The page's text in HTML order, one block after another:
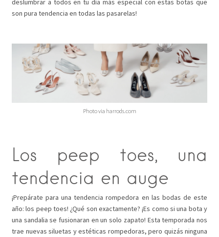
deslumbrar a todos en tu día más especial con estas botas que
son pura tendencia en todas las pasarelas!
Photo via harrods.com
Los peep toes, una
tendencia en auge
¡Prepárate para una tendencia rompedora en las bodas de este
año: los peep toes! ¿Qué son exactamente? ¡Es como si una bota y
una sandalia se fusionaran en un solo zapato! Esta temporada nos
trae nuevas siluetas y estéticas rompedoras, pero quizás ninguna